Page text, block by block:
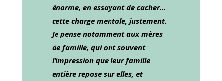
énorme, en essayant de cacher…
cette charge mentale, justement.
Je pense notamment aux mères
de famille, qui ont souvent
l’impression que leur famille
entière repose sur elles, et